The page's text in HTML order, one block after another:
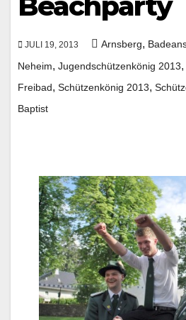
JULI 19, 2013 Arnsberg,
Neheim, Jugendschützenkönig 2013,
Freibad, Schützenkönig 2013,
Baptist